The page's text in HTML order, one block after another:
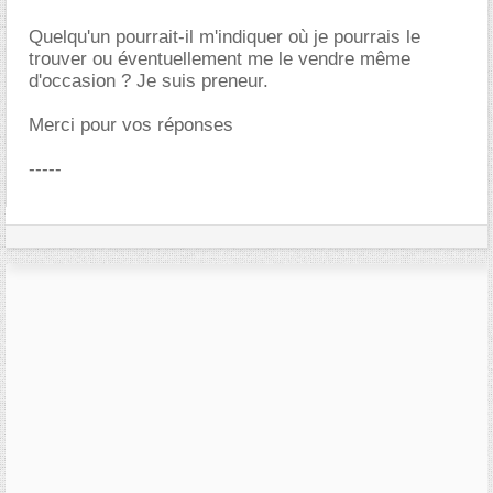
Quelqu'un pourrait-il m'indiquer où je pourrais le
trouver ou éventuellement me le vendre même
d'occasion ? Je suis preneur.
Merci pour vos réponses
-----